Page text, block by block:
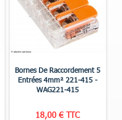
 Aperçu rapide
Bornes De Raccordement 5
Entrées 4mm² 221-415 -
WAG221-415
18,00 € TTC